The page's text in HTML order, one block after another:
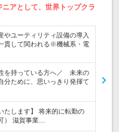
アとして、世界トップクラ
やユーティリティ設備の導入
貫して関われる※機械系・電
を持っている方へ／ 未来の
分ために、思いっきり発揮て
たします】 将来的に転勤の
） 滋賀事業…